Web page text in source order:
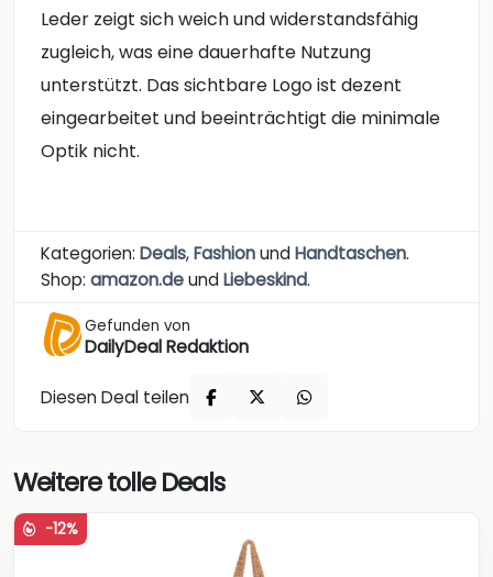
Leder zeigt sich weich und widerstandsfähig
zugleich, was eine dauerhafte Nutzung
unterstützt. Das sichtbare Logo ist dezent
eingearbeitet und beeinträchtigt die minimale
Optik nicht.
Kategorien: Deals,FashionundHandtaschen.
Shop: amazon.deundLiebeskind.
Gefunden von
DailyDeal Redaktion
Diesen Deal teilen
Weitere tolle Deals
-12%